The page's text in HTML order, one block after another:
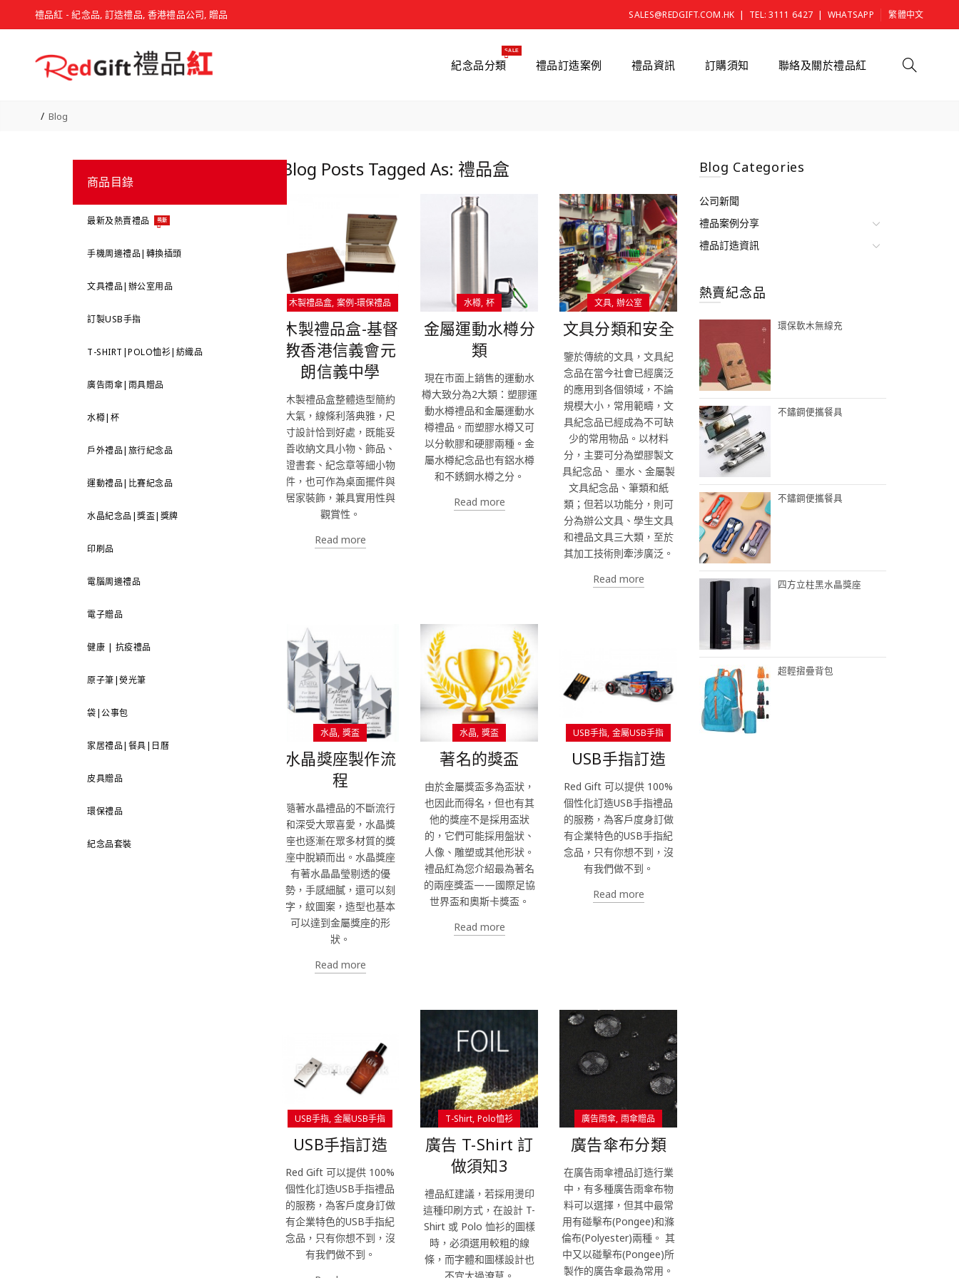
禮品紅 - 紀念品, 訂造禮品, 香港禮品公司, 贈品 SALES@REDGIFT.COM.HK | TEL: 3111 6427 | WHATSAPP 繁體中文
紀念品分類
SALE
禮品訂造案例 禮品資訊 訂購須知 聯絡及關於禮品紅
Blog
商品目錄
最新及熱賣禮品 最新
手機周邊禮品|轉換插頭
文具禮品|辦公室用品
訂製USB手指
T-SHIRT|POLO恤衫|紡織品
廣告雨傘|雨具贈品
水樽|杯
戶外禮品|旅行紀念品
運動禮品|比賽紀念品
水晶紀念品|獎盃|獎牌
印刷品
電腦周邊禮品
電子贈品
健康 | 抗疫禮品
原子筆|熒光筆
袋|公事包
家居禮品|餐具|日曆
皮具贈品
環保禮品
紀念品套裝
Blog Posts Tagged As: 禮品盒
木製禮品盒 案例-環保禮品
木製禮品盒-基督
教香港信義會元
朗信義中學
木製禮品盒整體造型簡約
大氣，線條利落典雅，尺
寸設計恰到好處，既能妥
善收納文具小物、飾品、
證書套、紀念章等細小物
件，也可作為桌面擺件與
居家裝飾，兼具實用性與
觀賞性。
Read more
水樽 杯
金屬運動水樽分
類
現在市面上銷售的運動水
樽大致分為2大類：塑膠運
動水樽禮品和金屬運動水
樽禮品。而塑膠水樽又可
以分軟膠和硬膠兩種。金
屬水樽紀念品也有鋁水樽
和不銹鋼水樽之分。
Read more
文具 辦公室
文具分類和安全
鑒於傳統的文具，文具紀
念品在當今社會已經廣泛
的應用到各個領域，不論
規模大小，常用範疇，文
具紀念品已經成為不可缺
少的常用物品。以材料
分，主要可分為塑膠製文
具紀念品、 墨水、金屬製
文具紀念品、筆類和紙
類；但若以功能分，則可
分為辦公文具、學生文具
和禮品文具三大類，至於
其加工技術則牽涉廣泛。
Read more
水晶 獎盃
水晶獎座製作流
程
隨著水晶禮品的不斷流行
和深受大眾喜愛，水晶獎
座也逐漸在眾多材質的獎
座中脫穎而出。水晶獎座
有著水晶晶瑩剔透的優
勢，手感細膩，還可以刻
字，紋圖案，造型也基本
可以達到金屬獎座的形
狀。
Read more
水晶 獎盃
著名的獎盃
由於金屬獎盃多為盃狀，
也因此而得名，但也有其
他的獎座不是採用盃狀
的，它們可能採用盤狀、
人像、雕塑或其他形狀。
禮品紅為您介紹最為著名
的兩座獎盃——國際足協
世界盃和奧斯卡獎盃。
Read more
USB手指 金屬USB手指
USB手指訂造
Red Gift 可以提供 100%
個性化訂造USB手指禮品
的服務，為客戶度身訂做
有企業特色的USB手指紀
念品，只有你想不到，沒
有我們做不到。
Read more
USB手指 金屬USB手指
USB手指訂造
Red Gift 可以提供 100%
個性化訂造USB手指禮品
的服務，為客戶度身訂做
有企業特色的USB手指紀
念品，只有你想不到，沒
有我們做不到。
T-Shirt Polo恤衫
廣告 T-Shirt 訂
做須知3
禮品紅建議，若採用燙印
這種印刷方式，在設計 T-
Shirt 或 Polo 恤衫的圖樣
時，必須選用較粗的線
條，而字體和圖樣設計也
廣告雨傘 雨傘贈品
廣告傘布分類
在廣告雨傘禮品訂造行業
中，有多種廣告雨傘布物
料可以選擇，但其中最常
用有碰擊布(Pongee)和滌
倫布(Polyester)兩種。 其
中又以碰擊布(Pongee)所
製作的廣告傘最為常用。
Blog Categories
公司新聞
禮品案例分享
禮品訂造資訊
熱賣紀念品
環保軟木無線充
不鏽鋼便攜餐具
不鏽鋼便攜餐具
四方立柱黑水晶獎座
超輕摺疊背包